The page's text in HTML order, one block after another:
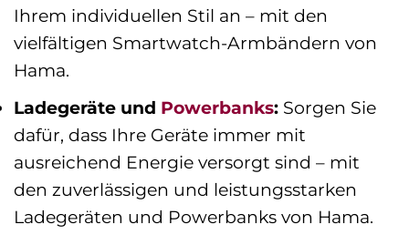
Ihrem individuellen Stil an – mit den
vielfältigen Smartwatch-Armbändern von
Hama.
Ladegeräte und Powerbanks: Sorgen Sie
dafür, dass Ihre Geräte immer mit
ausreichend Energie versorgt sind – mit
den zuverlässigen und leistungsstarken
Ladegeräten und Powerbanks von Hama.